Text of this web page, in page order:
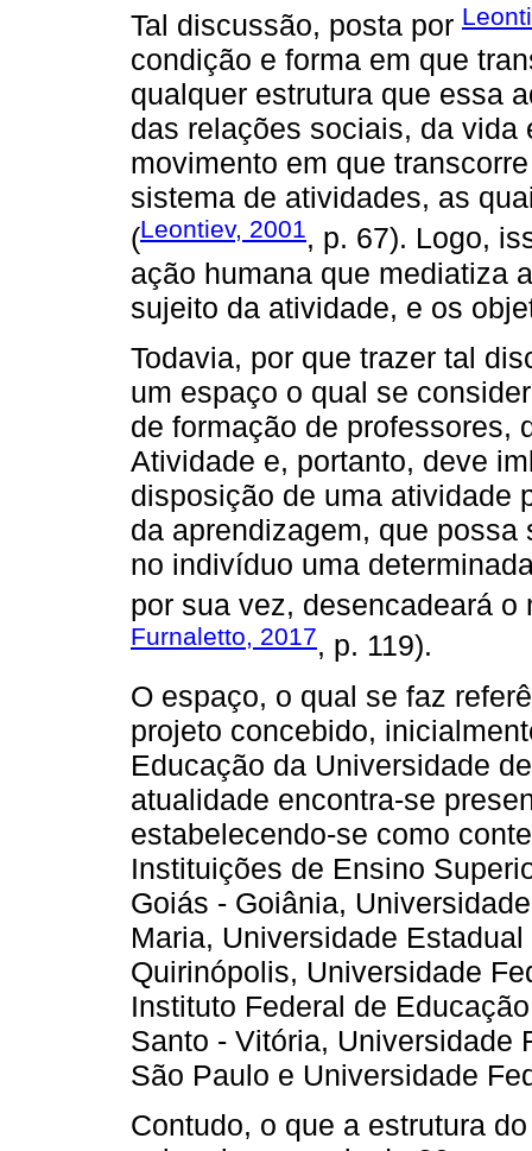
Tal discussão, posta por
condição e forma em que
qualquer estrutura que essa
das relações sociais, da vida
movimento em que
sistema de atividades, as
(Leontiev, 2001, p. 67). Logo,
ação humana que mediatiza
sujeito da atividade, e os
Todavia, por que trazer tal
um espaço o qual se
de formação de professores,
Atividade e, portanto, deve
disposição de uma atividade
da aprendizagem, que possa
no indivíduo uma
por sua vez, desencadeará o
Furnaletto, 2017, p. 119).
O espaço, o qual se faz
projeto concebido,
Educação da Universidade
atualidade encontra-se
estabelecendo-se como
Instituições de Ensino
Goiás - Goiânia,
Maria, Universidade
Quirinópolis, Universidade
Instituto Federal de
Santo - Vitória, Universidade
São Paulo e Universidade
Contudo, o que a estrutura